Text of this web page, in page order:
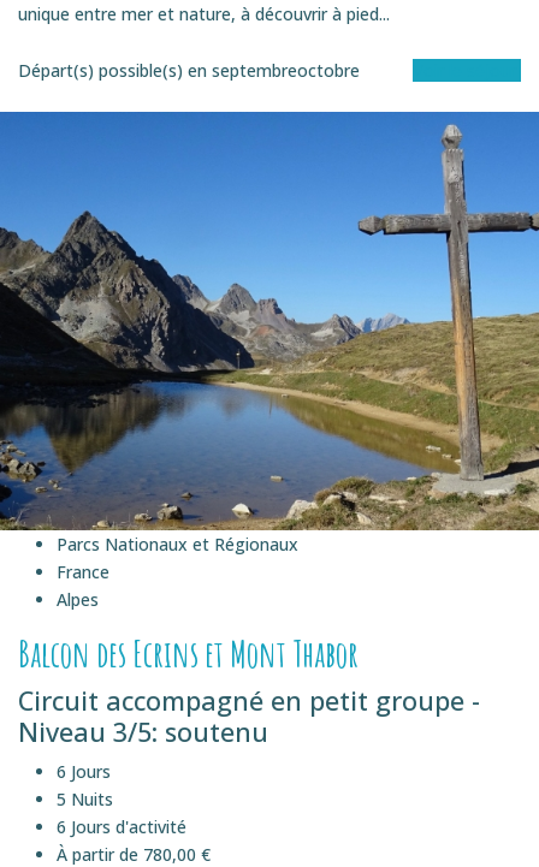
unique entre mer et nature, à découvrir à pied...
Départ(s) possible(s) en septembreoctobre
Parcs Nationaux et Régionaux
France
Alpes
Balcon des Ecrins et Mont Thabor
Circuit accompagné en petit groupe -
Niveau 3/5: soutenu
6 Jours
5 Nuits
6 Jours d'activité
À partir de 780,00 €